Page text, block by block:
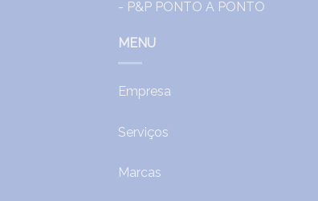
MENU
Empresa
Serviços
Marcas